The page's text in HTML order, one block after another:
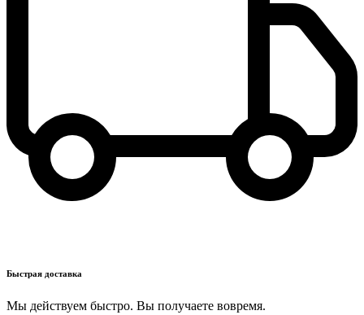
Быстрая доставка
Мы действуем быстро. Вы получаете вовремя.